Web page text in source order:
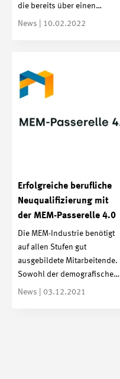
die bereits über einen…
News | 10.02.2022
Erfolgreiche berufliche
Neuqualifizierung mit
der MEM-Passerelle 4.0
Die MEM-Industrie benötigt
auf allen Stufen gut
ausgebildete Mitarbeitende.
Sowohl der demografische…
News | 03.12.2021